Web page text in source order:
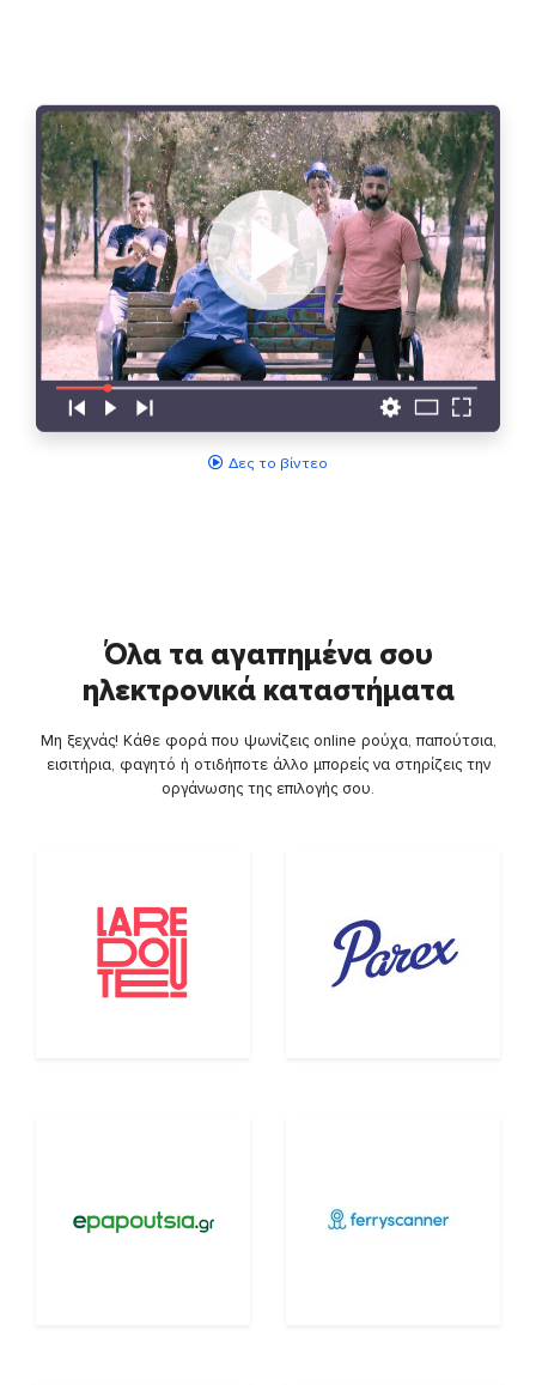
Δες το βίντεο
Όλα τα αγαπημένα σου
ηλεκτρονικά καταστήματα
Μη ξεχνάς! Κάθε φορά που ψωνίζεις online ρούχα, παπούτσια,
εισιτήρια, φαγητό ή οτιδήποτε άλλο μπορείς να στηρίζεις την
οργάνωσης της επιλογής σου.